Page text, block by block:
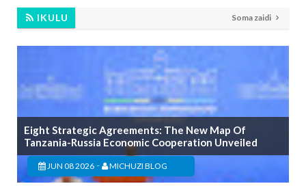
IKULU Soma zaidi
Eight Strategic Agreements: The New Map Of
Tanzania-Russia Economic Cooperation Unveiled
JUN 08 2026 - MICHUZI BLOG